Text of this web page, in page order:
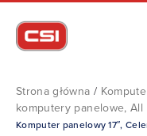
Strona główna /
komputery panelowe,
Komputer panelowy 17″,